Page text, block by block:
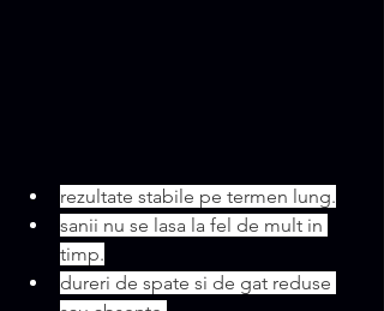
rezultate stabile pe termen lung.
sanii nu se lasa la fel de mult in
timp.
dureri de spate si de gat reduse